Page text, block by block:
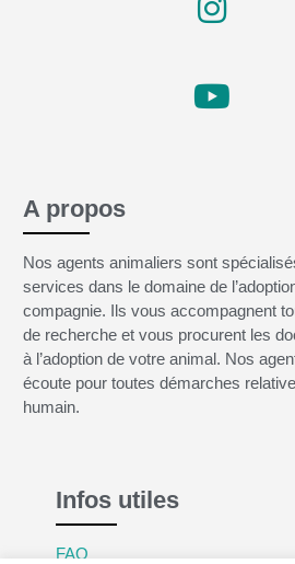
A propos
Nos agents animaliers sont
services dans le domaine de
compagnie. Ils vous accompagnent
de recherche et vous procurent les
à l’adoption de votre animal. Nos
écoute pour toutes démarches
humain.
Infos utiles
FAQ